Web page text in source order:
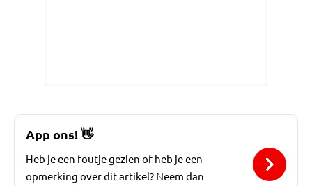
App ons!👋
Heb je een foutje gezien of heb je een
opmerking over dit artikel? Neem dan